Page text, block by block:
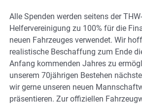
Alle Spenden werden seitens der THW-
Helfervereinigung zu 100% für die
neuen Fahrzeuges verwendet. Wir
realistische Beschaffung zum Ende
Anfang kommenden Jahres zu
unserem 70jährigen Bestehen
wir gerne unseren neuen
präsentieren. Zur offiziellen